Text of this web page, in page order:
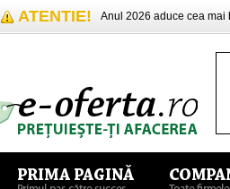
ATENTIE! Anul 2026 aduce cea mai